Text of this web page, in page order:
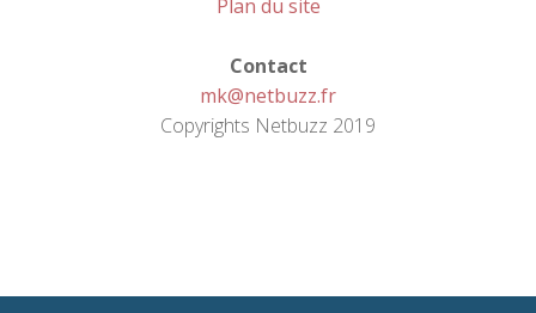
Plan du site
Contact
mk@netbuzz.fr
Copyrights Netbuzz 2019